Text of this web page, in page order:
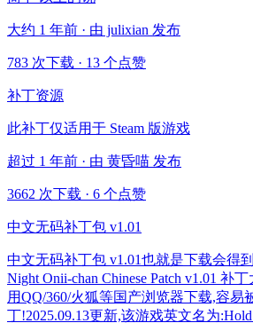
大约 1 年前 · 由 julixian 发布
783 次下载 · 13 个点赞
补丁资源
此补丁仅适用于 Steam 版游戏
超过 1 年前 · 由 黄昏喵 发布
3662 次下载 · 6 个点赞
中文无码补丁包 v1.01
中文无码补丁包 v1.01也就是下载会得
Night Onii-chan Chinese Patch v1.01 补
用QQ/360/火狐等国产浏览器下载,容易
丁!2025.09.13更新,该游戏英文名为